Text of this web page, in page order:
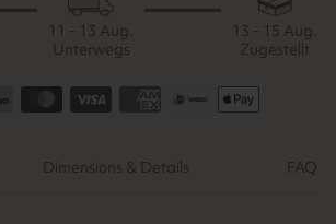
11 - 13 Aug.
Unterwegs
13 - 15 Aug.
Zugestellt
Dimensions & Details FAQ